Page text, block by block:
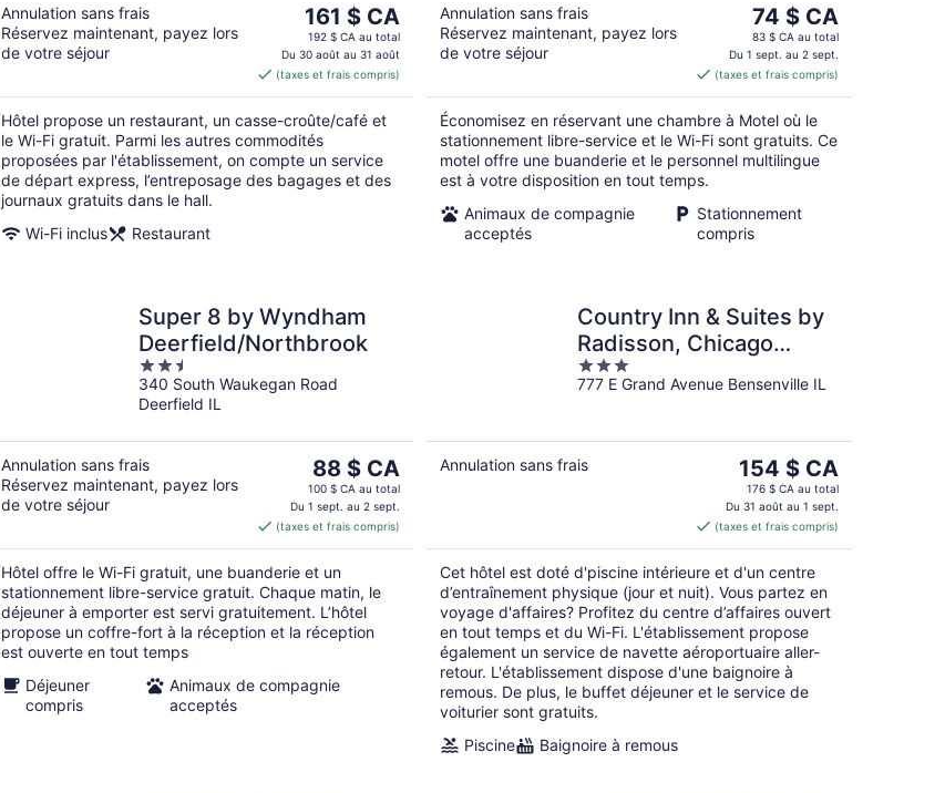
Annulation sans frais
Réservez maintenant, payez lors
de votre séjour
Le
prix
est
de 161 $ CA
par
nuit
161 $ CA
192 $ CA au total
Du 30 août au 31 août
(taxes et frais compris)
Hôtel propose un restaurant, un casse-croûte/café et
le Wi-Fi gratuit. Parmi les autres commodités
proposées par l'établissement, on compte un service
de départ express, l’entreposage des bagages et des
journaux gratuits dans le hall.
Wi-Fi inclus
Restaurant
Annulation sans frais
Réservez maintenant, payez lors
de votre séjour
Le
prix
est
de 74 $ CA
par
nuit
74 $ CA
83 $ CA au total
Du 1 sept. au 2 sept.
(taxes et frais compris)
Économisez en réservant une chambre à Motel où le
stationnement libre-service et le Wi-Fi sont gratuits. Ce
motel offre une buanderie et le personnel multilingue
est à votre disposition en tout temps.
Animaux de compagnie
acceptés
Stationnement
compris
Super 8 by Wyndham
Deerfield/Northbrook
2.5
out
of
340 South Waukegan Road
Deerfield IL
Annulation sans frais
Réservez maintenant, payez lors
de votre séjour
Le
prix
est
de 88 $ CA
par
nuit
88 $ CA
100 $ CA au total
Du 1 sept. au 2 sept.
(taxes et frais compris)
Hôtel offre le Wi-Fi gratuit, une buanderie et un
stationnement libre-service gratuit. Chaque matin, le
déjeuner à emporter est servi gratuitement. L’hôtel
propose un coffre-fort à la réception et la réception
est ouverte en tout temps
Déjeuner
compris
Animaux de compagnie
acceptés
Country Inn & Suites by
Radisson, Chicago
O'Hare South, IL
3
out
777 E Grand Avenue Bensenville IL
Annulation sans frais
Le
prix
est
de 154 $ CA
par
nuit
154 $ CA
176 $ CA au total
Du 31 août au 1 sept.
(taxes et frais compris)
Cet hôtel est doté d'piscine intérieure et d'un centre
d’entraînement physique (jour et nuit). Vous partez en
voyage d'affaires? Profitez du centre d’affaires ouvert
en tout temps et du Wi-Fi. L'établissement propose
également un service de navette aéroportuaire aller-
retour. L'établissement dispose d'une baignoire à
remous. De plus, le buffet déjeuner et le service de
voiturier sont gratuits.
Piscine
Baignoire à remous